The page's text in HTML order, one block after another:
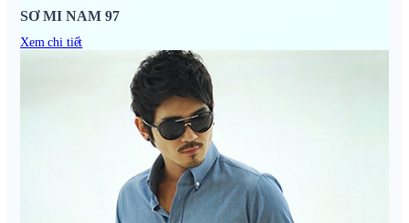
SƠ MI NAM 97
Xem chi tiết